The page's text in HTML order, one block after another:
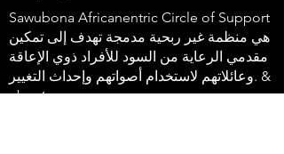
Sawubona Africanentric Circle of Support
هي منظمة غير ربحية مدمجة تهدف إلى تمكين
مقدمي الرعاية من السود للأفراد ذوي الإعاقة
وعائلاتهم لاستخدام أصواتهم وإحداث التغيير. &
nbsp؛